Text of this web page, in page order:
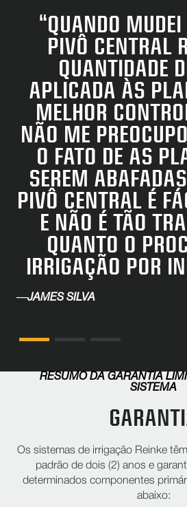
“QUANDO
PIVÔ CENTRAL
QUANTIDADE
APLICADA ÀS
MELHOR
NÃO ME
O FATO DE AS
SEREM
PIVÔ CENTRAL É
E NÃO É TÃO
QUANTO O
IRRIGAÇÃO POR
—JAMES SILVA
RESUMO DA GARANTIA
SISTEMA
Os sistemas de irrigação Reinke
padrão de dois (2) anos e
determinados componentes
abaixo: